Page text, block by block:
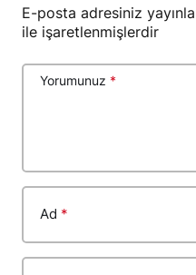
E-posta adresiniz
ile işaretlenmişlerdir
Yorumunuz *
Ad *